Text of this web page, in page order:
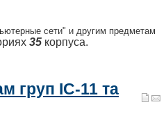
сети" и другим предметам
35 корпуса.
груп ІС-11 та